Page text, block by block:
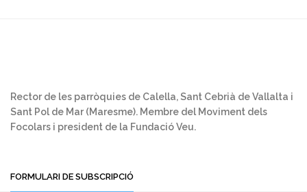
Rector de les parròquies de Calella, Sant Cebrià de Vallalta i
Sant Pol de Mar (Maresme). Membre del Moviment dels
Focolars i president de la Fundació Veu.
FORMULARI DE SUBSCRIPCIÓ